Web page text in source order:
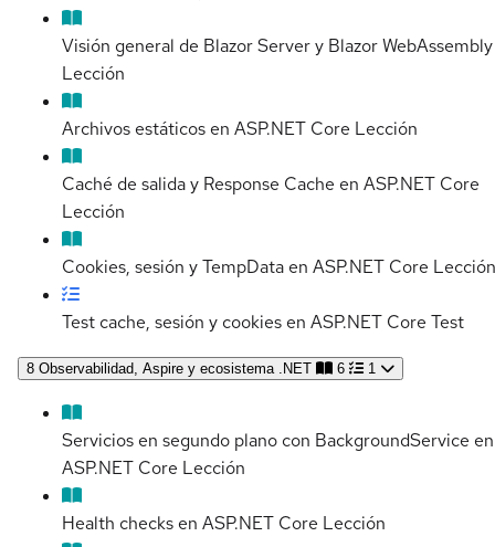
Visión general de Blazor Server y Blazor WebAssembly
Lección
Archivos estáticos en ASP.NET Core Lección
Caché de salida y Response Cache en ASP.NET Core
Lección
Cookies, sesión y TempData en ASP.NET Core Lección
Test cache, sesión y cookies en ASP.NET Core Test
8 Observabilidad, Aspire y ecosistema .NET 6 1
Servicios en segundo plano con BackgroundService en
ASP.NET Core Lección
Health checks en ASP.NET Core Lección